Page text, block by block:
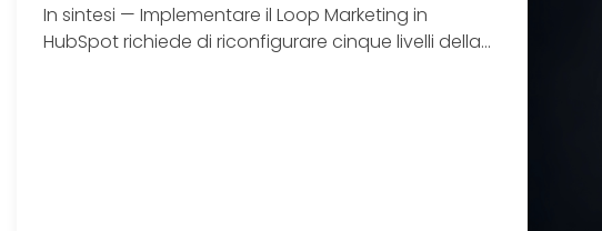
In sintesi — Implementare il Loop Marketing in
HubSpot richiede di riconfigurare cinque livelli della…